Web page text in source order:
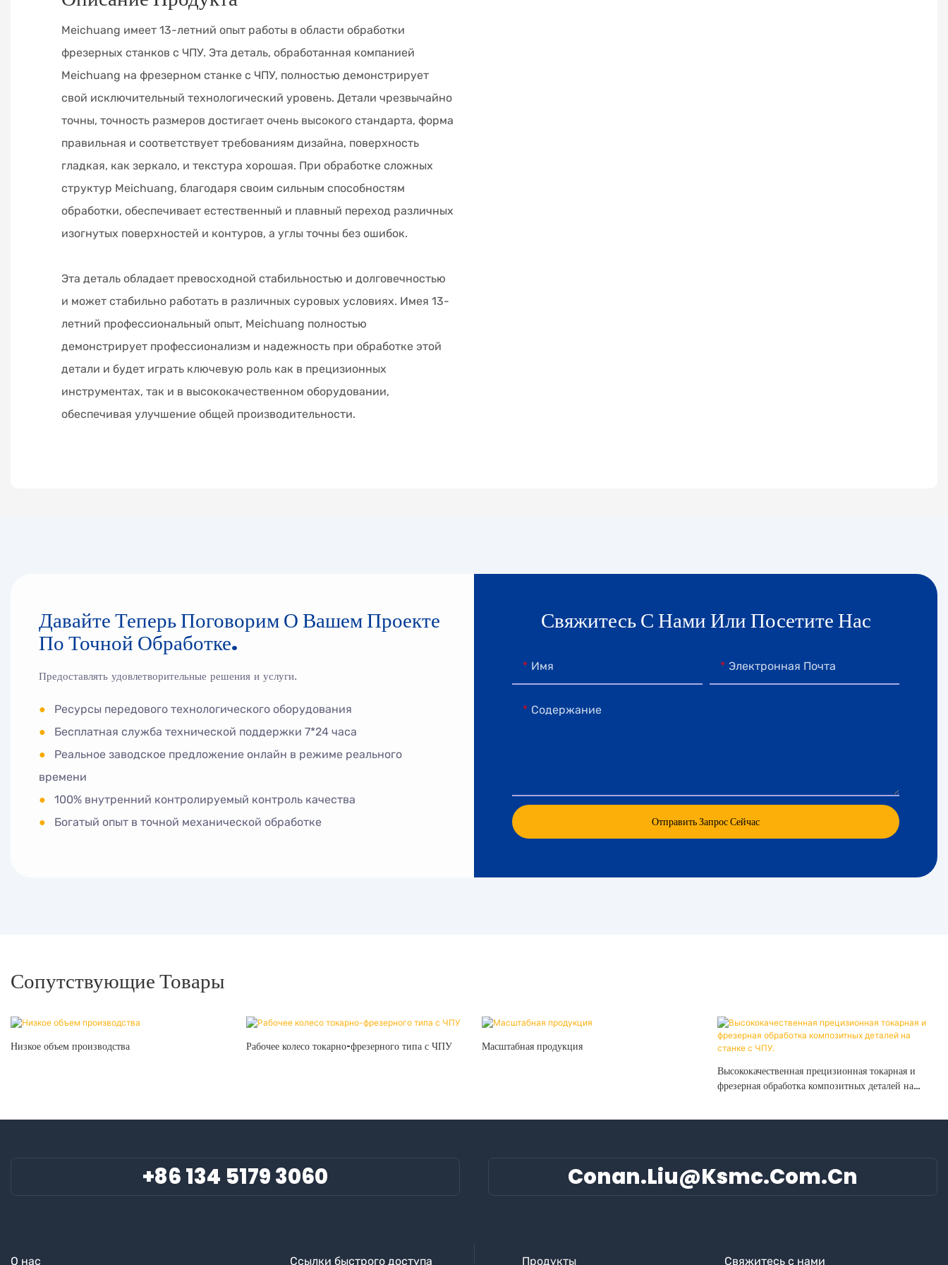
Meichuang имеет 13-летний опыт работы в области обработки
фрезерных станков с ЧПУ. Эта деталь, обработанная компанией
Meichuang на фрезерном станке с ЧПУ, полностью демонстрирует
свой исключительный технологический уровень. Детали чрезвычайно
точны, точность размеров достигает очень высокого стандарта, форма
правильная и соответствует требованиям дизайна, поверхность
гладкая, как зеркало, и текстура хорошая. При обработке сложных
структур Meichuang, благодаря своим сильным способностям
обработки, обеспечивает естественный и плавный переход различных
изогнутых поверхностей и контуров, а углы точны без ошибок.
Эта деталь обладает превосходной стабильностью и долговечностью
и может стабильно работать в различных суровых условиях. Имея 13-
летний профессиональный опыт, Meichuang полностью
демонстрирует профессионализм и надежность при обработке этой
детали и будет играть ключевую роль как в прецизионных
инструментах, так и в высококачественном оборудовании,
обеспечивая улучшение общей производительности.
Давайте Теперь Поговорим О Вашем Проекте
По Точной Обработке.
Предоставлять удовлетворительные решения и услуги.
●
Ресурсы передового технологического оборудования
●
Бесплатная служба технической поддержки 7*24 часа
●
Реальное заводское предложение онлайн в режиме реального
времени
●
100% внутренний контролируемый контроль качества
●
Богатый опыт в точной механической обработке
Свяжитесь С Нами Или Посетите Нас
Имя Электронная Почта
Содержание
Отправить Запрос Сейчас
Сопутствующие Товары
Низкое объем производства Рабочее колесо токарно-фрезерного типа с ЧПУ
Масштабная продукция
Высококачественная прецизионная токарная и
фрезерная обработка композитных деталей на
+86 134 5179 3060 Conan.liu@ksmc.com.cn
О нас Ссылки быстрого доступа Продукты Свяжитесь с нами